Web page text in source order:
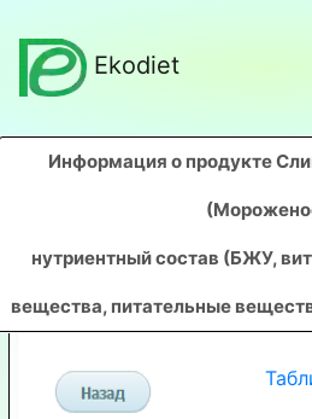
Ekodiet
Информация о продукте
нутриентный состав (БЖУ,
вещества, питательные